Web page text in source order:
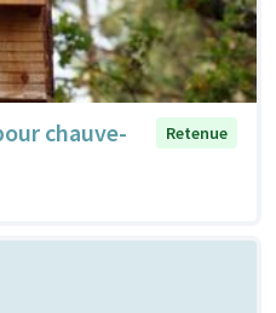
chauve-
Retenue